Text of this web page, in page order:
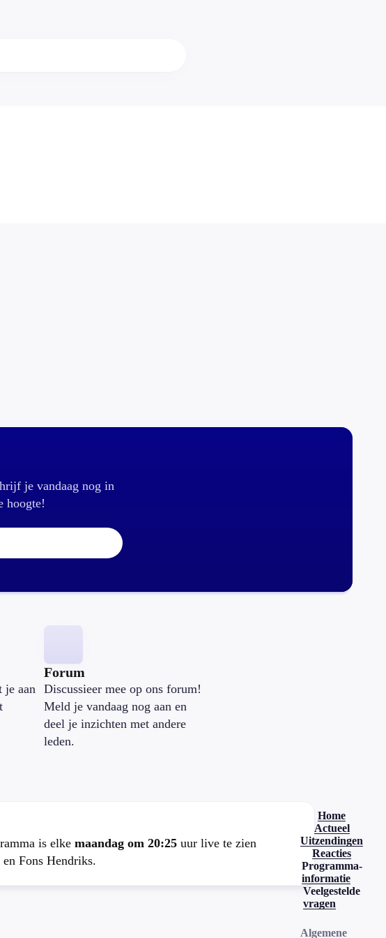
je vandaag nog in
hoogte!
je aan
Forum
Discussieer mee op ons forum!
Meld je vandaag nog aan en
deel je inzichten met andere
leden.
is elke maandag om 20:25 uur live te zien
Fons Hendriks.
Home
Actueel
Uitzendingen
Reacties
Programma-
informatie
Veelgestelde
vragen
Algemene